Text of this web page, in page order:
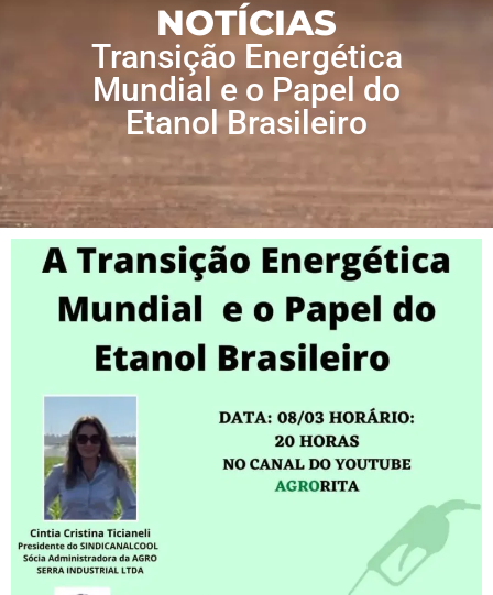
NOTÍCIAS
Transição Energética
Mundial e o Papel do
Etanol Brasileiro